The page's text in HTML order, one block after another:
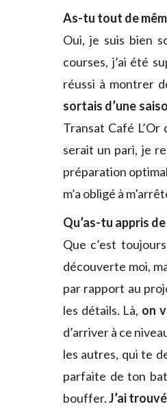
As-tu tout de
Oui, je suis bien
courses, j’ai été
réussi à montrer
sortais d’une
Transat Café
serait un pari, je
préparation
m’a obligé à
Qu’as-tu appris
Que c’est
découverte moi,
par rapport au
les détails. Là, on
d’arriver à ce
les autres, qui te
parfaite de ton
bouffer.J’ai